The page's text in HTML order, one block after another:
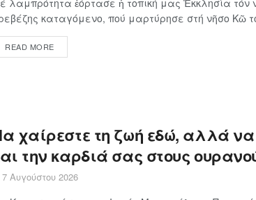
λαμπρότητα ἑόρτασε ἡ τοπική μας Ἐκκλησία τόν
καταγόμενο, πού μαρτύρησε στή νῆσο Κῶ
READ MORE
χαίρεστε τη ζωή εδώ, αλλά να
την καρδιά σας στους
7 Αυγούστου 2026